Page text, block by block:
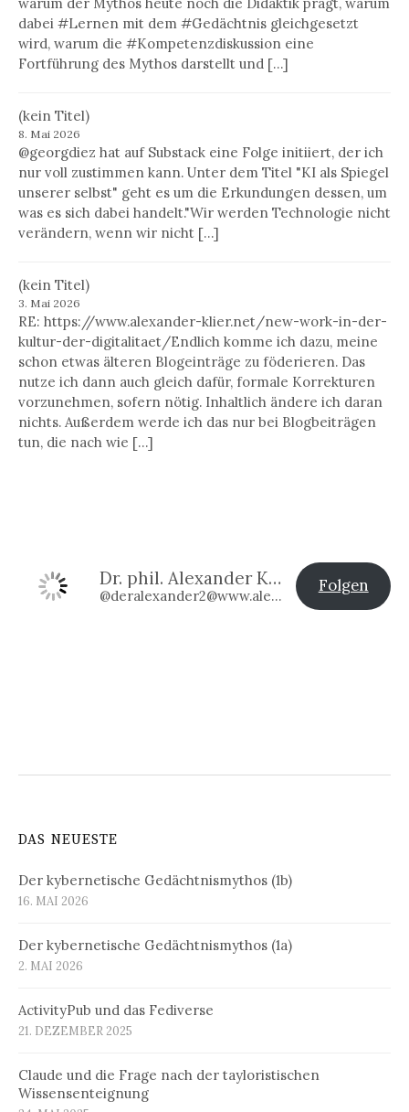
dabei #Lernen mit dem #Gedächtnis gleichgesetzt
wird, warum die #Kompetenzdiskussion eine
Fortführung des Mythos darstellt und […]
(kein Titel)
8. Mai 2026
@georgdiez hat auf Substack eine Folge initiiert, der ich
nur voll zustimmen kann. Unter dem Titel "KI als Spiegel
unserer selbst" geht es um die Erkundungen dessen, um
was es sich dabei handelt."Wir werden Technologie nicht
verändern, wenn wir nicht […]
(kein Titel)
3. Mai 2026
RE: https://www.alexander-klier.net/new-work-in-der-
kultur-der-digitalitaet/Endlich komme ich dazu, meine
schon etwas älteren Blogeinträge zu föderieren. Das
nutze ich dann auch gleich dafür, formale Korrekturen
vorzunehmen, sofern nötig. Inhaltlich ändere ich daran
nichts. Außerdem werde ich das nur bei Blogbeiträgen
tun, die nach wie […]
Dr. phil. Alexander Klier
@deralexander2@www.alexander-klier.net
Folgen
DAS NEUESTE
Der kybernetische Gedächtnismythos (1b)
16. MAI 2026
Der kybernetische Gedächtnismythos (1a)
2. MAI 2026
ActivityPub und das Fediverse
21. DEZEMBER 2025
Claude und die Frage nach der tayloristischen
Wissensenteignung